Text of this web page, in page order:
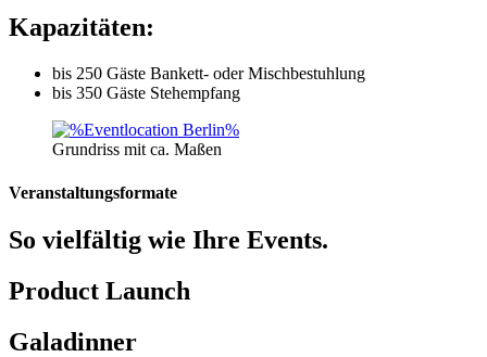
Kapazitäten:
bis 250 Gäste Bankett- oder Mischbestuhlung
bis 350 Gäste Stehempfang
Grundriss mit ca. Maßen
Veranstaltungsformate
So vielfältig wie Ihre Events.
Product Launch
Galadinner